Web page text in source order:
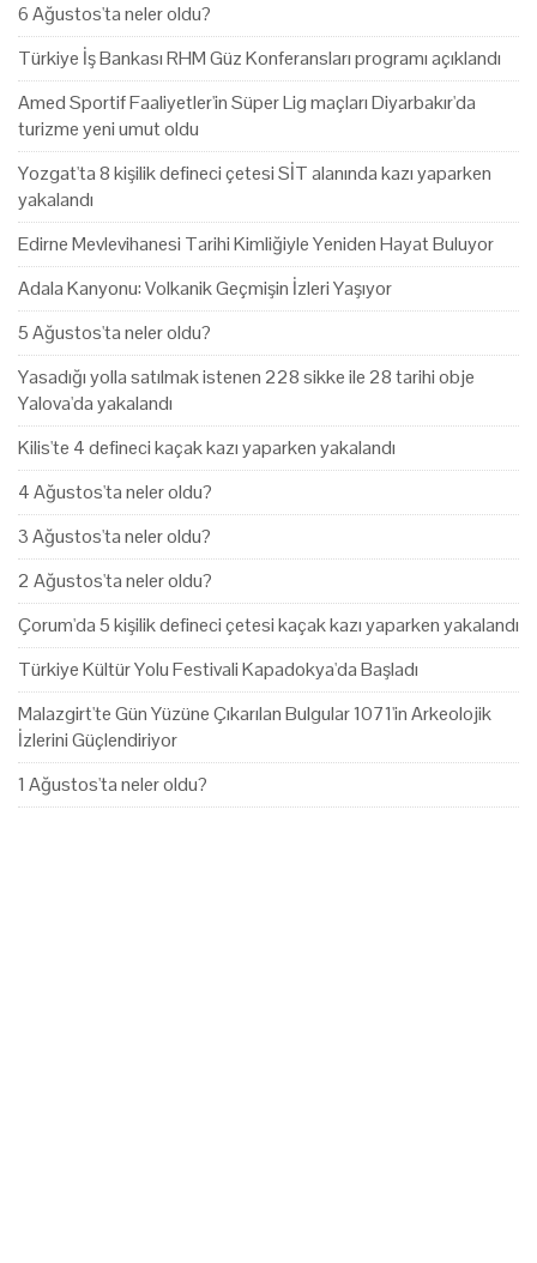
6 Ağustos'ta neler oldu?
Türkiye İş Bankası RHM Güz Konferansları programı açıklandı
Amed Sportif Faaliyetler'in Süper Lig maçları Diyarbakır'da
turizme yeni umut oldu
Yozgat'ta 8 kişilik defineci çetesi SİT alanında kazı yaparken
yakalandı
Edirne Mevlevihanesi Tarihi Kimliğiyle Yeniden Hayat Buluyor
Adala Kanyonu: Volkanik Geçmişin İzleri Yaşıyor
5 Ağustos'ta neler oldu?
Yasadığı yolla satılmak istenen 228 sikke ile 28 tarihi obje
Yalova'da yakalandı
Kilis'te 4 defineci kaçak kazı yaparken yakalandı
4 Ağustos'ta neler oldu?
3 Ağustos'ta neler oldu?
2 Ağustos'ta neler oldu?
Çorum'da 5 kişilik defineci çetesi kaçak kazı yaparken yakalandı
Türkiye Kültür Yolu Festivali Kapadokya'da Başladı
Malazgirt'te Gün Yüzüne Çıkarılan Bulgular 1071'in Arkeolojik
İzlerini Güçlendiriyor
1 Ağustos'ta neler oldu?